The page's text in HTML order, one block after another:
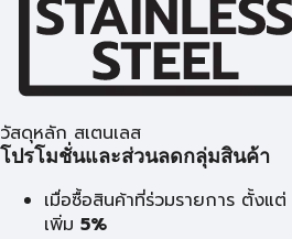
วัสดุหลัก สเตนเลส
โปรโมชั่นและส่วนลดกลุ่มสินค้า
เมื่อซื้อสินค้าที่ร่วมรายการ ตั้งแต่
เพิ่ม 5%